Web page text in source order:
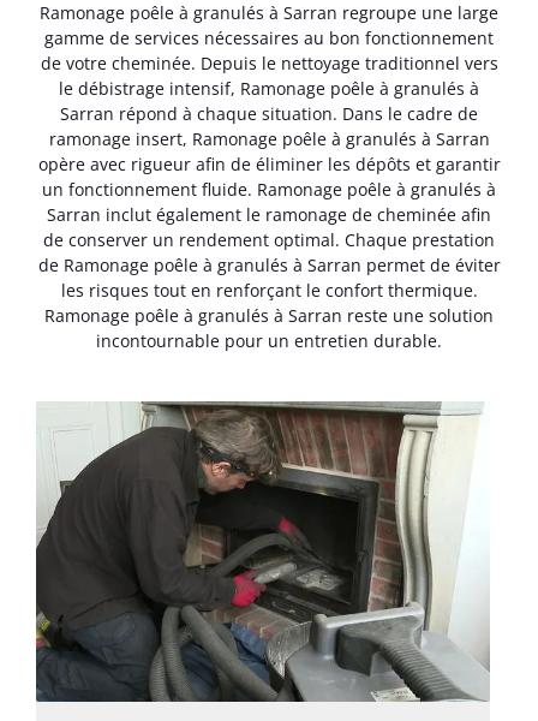
Ramonage poêle à granulés à Sarran regroupe une large
gamme de services nécessaires au bon fonctionnement
de votre cheminée. Depuis le nettoyage traditionnel vers
le débistrage intensif, Ramonage poêle à granulés à
Sarran répond à chaque situation. Dans le cadre de
ramonage insert, Ramonage poêle à granulés à Sarran
opère avec rigueur afin de éliminer les dépôts et garantir
un fonctionnement fluide. Ramonage poêle à granulés à
Sarran inclut également le ramonage de cheminée afin
de conserver un rendement optimal. Chaque prestation
de Ramonage poêle à granulés à Sarran permet de éviter
les risques tout en renforçant le confort thermique.
Ramonage poêle à granulés à Sarran reste une solution
incontournable pour un entretien durable.